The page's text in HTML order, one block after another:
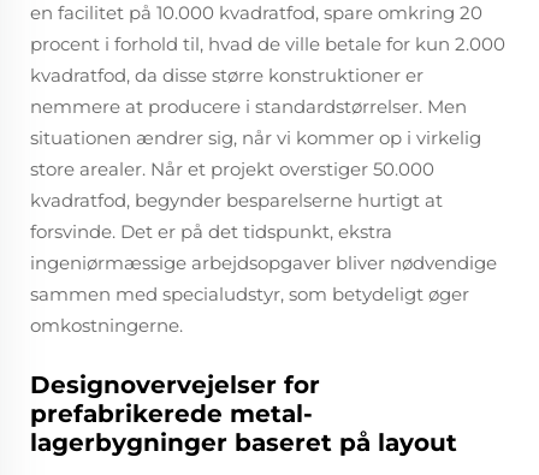
en facilitet på 10.000 kvadratfod, spare omkring 20
procent i forhold til, hvad de ville betale for kun 2.000
kvadratfod, da disse større konstruktioner er
nemmere at producere i standardstørrelser. Men
situationen ændrer sig, når vi kommer op i virkelig
store arealer. Når et projekt overstiger 50.000
kvadratfod, begynder besparelserne hurtigt at
forsvinde. Det er på det tidspunkt, ekstra
ingeniørmæssige arbejdsopgaver bliver nødvendige
sammen med specialudstyr, som betydeligt øger
omkostningerne.
Designovervejelser for
prefabrikerede metal-
lagerbygninger baseret på layout